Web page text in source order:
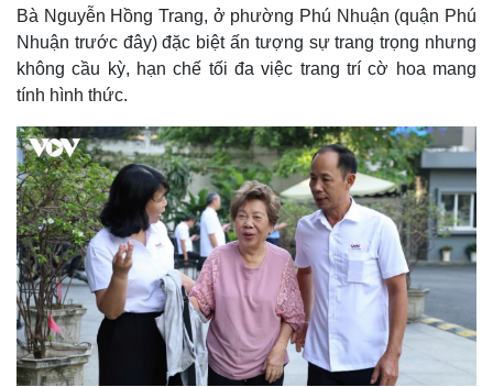
i
e
Bà Nguyễn Hồng Trang, ở phường Phú Nhuận (quận Phú
Nhuận trước đây) đặc biệt ấn tượng sự trang trọng nhưng
không cầu kỳ, hạn chế tối đa việc trang trí cờ hoa mang
tính hình thức.